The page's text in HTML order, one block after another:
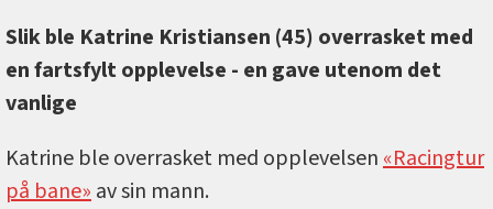
Slik ble Katrine Kristiansen (45) overrasket med
en fartsfylt opplevelse - en gave utenom det
vanlige
Katrine ble overrasket med opplevelsen«Racingtur
på bane»av sin mann.